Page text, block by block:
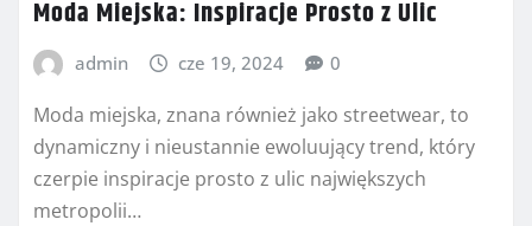
Moda Miejska: Inspiracje Prosto z Ulic
admin cze 19, 2024 0
Moda miejska, znana również jako streetwear, to
dynamiczny i nieustannie ewoluujący trend, który
czerpie inspiracje prosto z ulic największych
metropolii…